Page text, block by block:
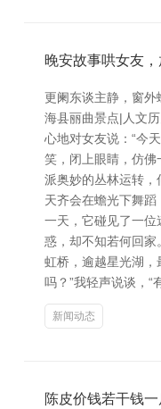
晚安故事哄女友
更阑东谈主静，窗
海县丽曲景点|人文
心地对女友说：“今
笑，闭上眼睛，仿
派奥妙的丛林运转
天齐会在蟾光下舞
一天，它碰见了一
惑，却不知若何回
虹桥，逾越星光湖，
吗？”我轻声说谈，“
新闻动态
陈皮价钱若干钱